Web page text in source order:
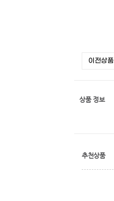
이전상품
상품 정보
추천상품